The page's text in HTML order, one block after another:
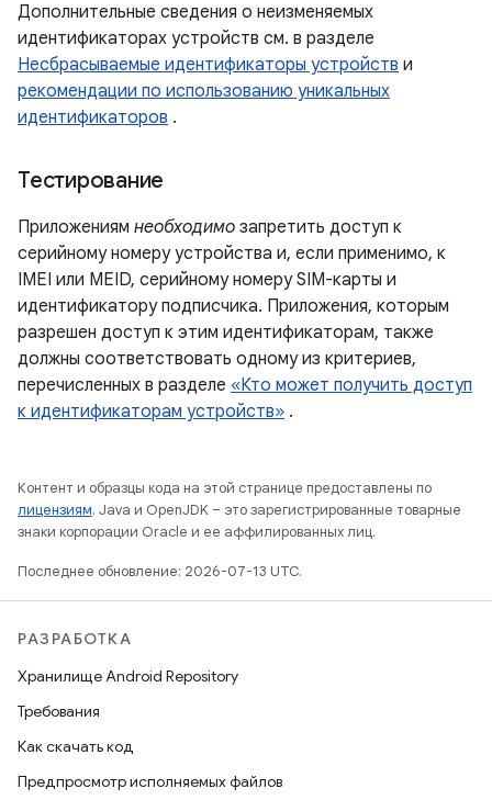
Дополнительные сведения о неизменяемых
идентификаторах устройств см. в разделе
Несбрасываемые идентификаторы устройств и
рекомендации по использованию уникальных
идентификаторов .
Тестирование
Приложениям необходимо запретить доступ к
серийному номеру устройства и, если применимо, к
IMEI или MEID, серийному номеру SIM-карты и
идентификатору подписчика. Приложения, которым
разрешен доступ к этим идентификаторам, также
должны соответствовать одному из критериев,
перечисленных в разделе «Кто может получить доступ
к идентификаторам устройств» .
Контент и образцы кода на этой странице предоставлены по
лицензиям. Java и OpenJDK – это зарегистрированные товарные
знаки корпорации Oracle и ее аффилированных лиц.
Последнее обновление: 2026-07-13 UTC.
РАЗРАБОТКА
Хранилище Android Repository
Требования
Как скачать код
Предпросмотр исполняемых файлов